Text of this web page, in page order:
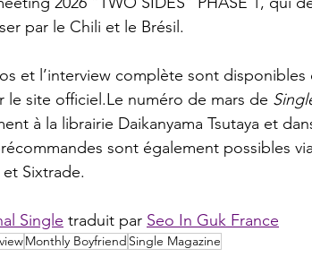
par le Chili et le Brésil.
et l’interview complète sont
le site officiel.Le numéro de mars de
à la librairie Daikanyama Tsutaya et
sont également possibles
Sixtrade.
Single traduit par Seo In Guk France
Monthly Boyfriend Single Magazine